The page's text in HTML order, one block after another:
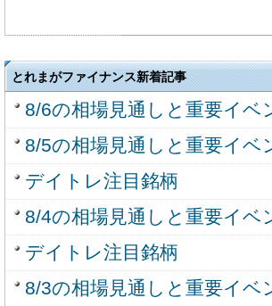
とれまがファイナンス新着記事
8/6の相場見通しと重要イベ
8/5の相場見通しと重要イベ
デイトレ注目銘柄
8/4の相場見通しと重要イベ
デイトレ注目銘柄
8/3の相場見通しと重要イベ